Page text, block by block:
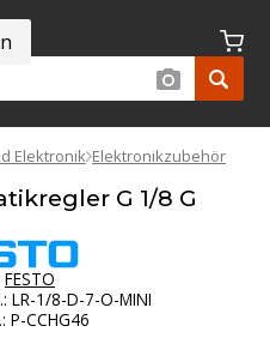
Elektronik Elektronikzubehör
G 1/8 G
FESTO
: LR-1/8-D-7-O-MINI
: P-CCHG46